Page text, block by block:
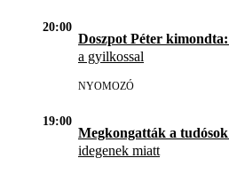
20:00
Doszpot Péter kimondta:
a gyilkossal
NYOMOZÓ
19:00
Megkongatták a tudósok
idegenek miatt